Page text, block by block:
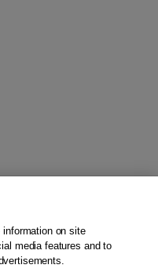
on site
media features and to